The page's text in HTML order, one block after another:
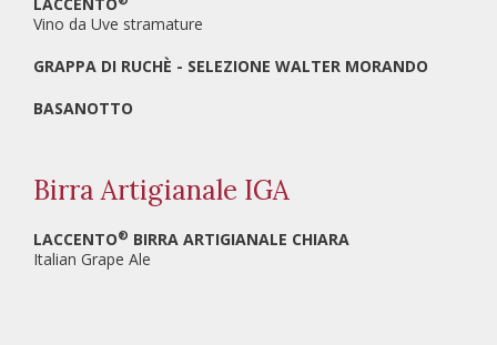
LACCENTO
Vino da Uve stramature
GRAPPA DI RUCHÈ - SELEZIONE WALTER MORANDO
BASANOTTO
Birra Artigianale IGA
LACCENTO® BIRRA ARTIGIANALE CHIARA
Italian Grape Ale